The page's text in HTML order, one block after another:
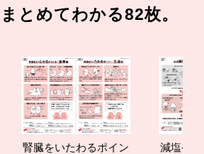
とめてわかる82枚。
腎臓をいたわるポイン
減塩やたん